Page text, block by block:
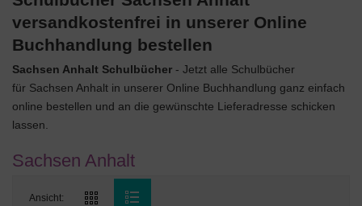
versandkostenfrei in unserer Online
Buchhandlung bestellen
Sachsen Anhalt Schulbücher - Jetzt alle Schulbücher
für Sachsen Anhalt in unserer Online Buchhandlung ganz einfach
online bestellen und an die gewünschte Lieferadresse schicken
lassen.
Sachsen Anhalt
Ansicht: